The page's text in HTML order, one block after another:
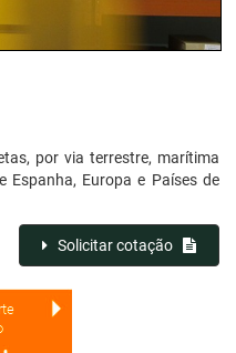
por via terrestre, marítima
Espanha, Europa e Países de
Solicitar cotação